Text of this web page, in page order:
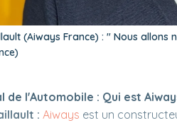
(Aiways France) : " Nous
de l'Automobile : Qui est
: Aiways est un